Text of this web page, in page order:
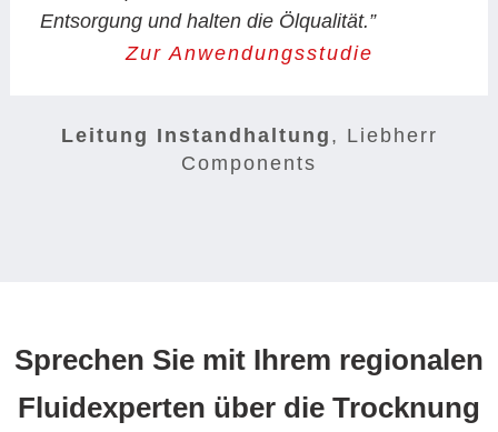
Entsorgung und halten die Ölqualität.”
Zur Anwendungsstudie
Leitung Instandhaltung , Liebherr
Components
Sprechen Sie mit Ihrem regionalen
Fluidexperten über die Trocknung